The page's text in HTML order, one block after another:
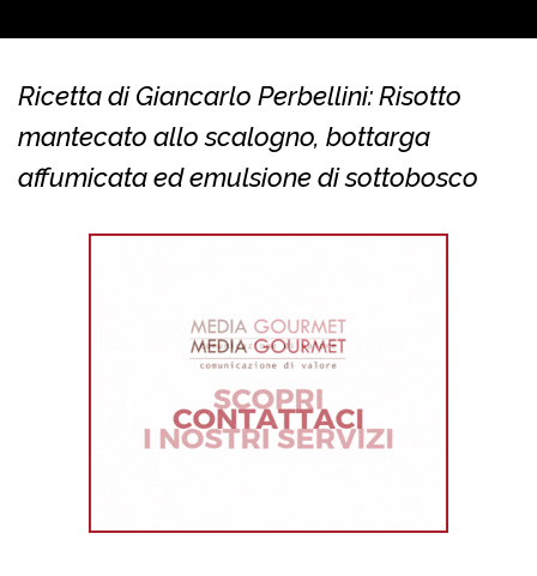
Ricetta di Giancarlo Perbellini: Risotto
mantecato allo scalogno, bottarga
affumicata ed emulsione di sottobosco